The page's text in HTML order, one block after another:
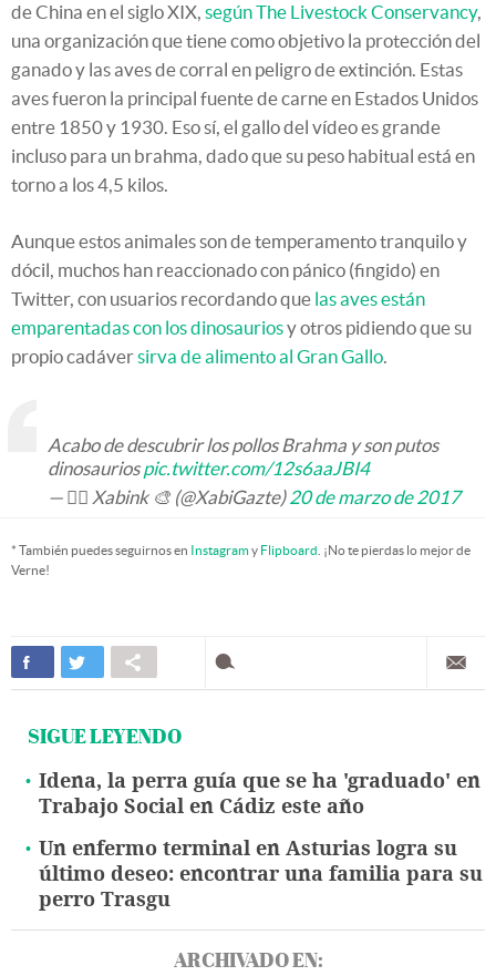
de China en el siglo XIX, según The Livestock Conservancy,
una organización que tiene como objetivo la protección del
ganado y las aves de corral en peligro de extinción. Estas
aves fueron la principal fuente de carne en Estados Unidos
entre 1850 y 1930. Eso sí, el gallo del vídeo es grande
incluso para un brahma, dado que su peso habitual está en
torno a los 4,5 kilos.
Aunque estos animales son de temperamento tranquilo y
dócil, muchos han reaccionado con pánico (fingido) en
Twitter, con usuarios recordando que las aves están
emparentadas con los dinosauriosy otros pidiendo que su
propio cadáversirva de alimento al Gran Gallo.
Acabo de descubrir los pollos Brahma y son putos
dinosauriospic.twitter.com/12s6aaJBI4
— 🏴‍☠️ ️Xabink 🎨 (@XabiGazte)20 de marzo de 2017
* También puedes seguirnos en Instagramy Flipboard . ¡No te pierdas lo mejor de
Verne!
SIGUE LEYENDO
Idena, la perra guía que se ha 'graduado' en
Trabajo Social en Cádiz este año
Un enfermo terminal en Asturias logra su
último deseo: encontrar una familia para su
perro Trasgu
ARCHIVADO EN: